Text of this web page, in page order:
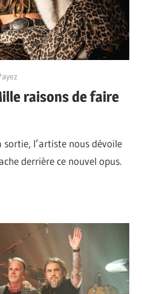
raisons de faire
sortie, l’artiste nous dévoile
derrière ce nouvel opus.